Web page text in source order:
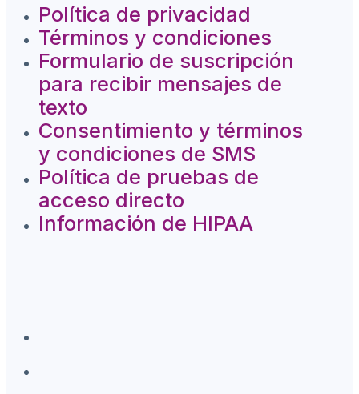
Política de privacidad
Términos y condiciones
Formulario de suscripción
para recibir mensajes de
texto
Consentimiento y términos
y condiciones de SMS
Política de pruebas de
acceso directo
Información de HIPAA